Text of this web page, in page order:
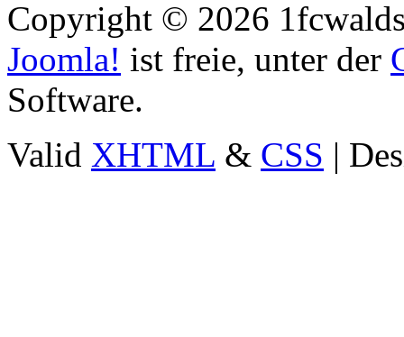
Copyright © 2026
Joomla! ist freie, unter der
Software.
Valid XHTML & CSS |